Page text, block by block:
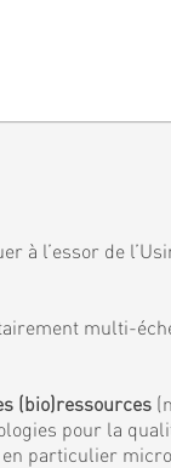
à l’essor de
multi-
(bio)ressources
pour la
particulier